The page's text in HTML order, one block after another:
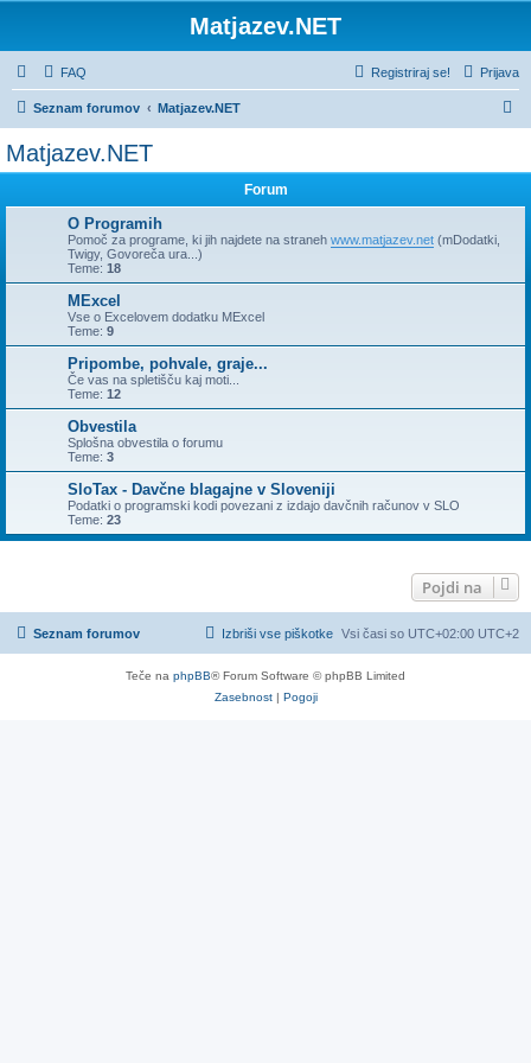
Matjazev.NET
FAQ Prijava
Registriraj se!
Seznam forumov Matjazev.NET
Matjazev.NET
Forum
O Programih
Pomoč za programe, ki jih najdete na straneh www.matjazev.net (mDodatki,
Twigy, Govoreča ura...)
Teme: 18
MExcel
Vse o Excelovem dodatku MExcel
Teme: 9
Pripombe, pohvale, graje...
Če vas na spletišču kaj moti...
Teme: 12
Obvestila
Splošna obvestila o forumu
Teme: 3
SloTax - Davčne blagajne v Sloveniji
Podatki o programski kodi povezani z izdajo davčnih računov v SLO
Teme: 23
Pojdi na
Seznam forumov Vsi časi so UTC+02:00 UTC+2
Izbriši vse piškotke
Teče na phpBB® Forum Software © phpBB Limited
Zasebnost| Pogoji